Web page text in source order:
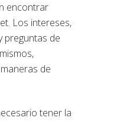
encontrar
Los intereses,
preguntas de
de
tener la